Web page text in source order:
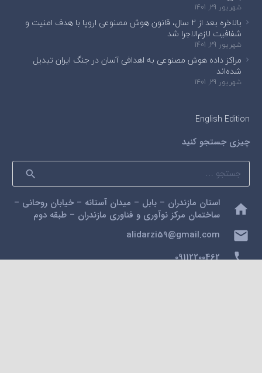
شهریور 29, 1401
بالاخره بعد از ۲ سال، قانون هوش مصنوعی اروپا با هدف امنیت و
شفافیت لازم‌الاجرا شد
شهریور 29, 1401
مراکز داده هوش مصنوعی به اهدافی آسان در جنگ ایران تبدیل
شده‌اند
شهریور 29, 1401
English Edition
چیزی جستجو کنید
جستجو
برای:
home
استان مازندران – بابل – میدان آستانه – خیابان روحانی –
ساختمان مرکز نوآوری و فناوری مازندران – طبقه دوم
mail
alidarzi59@gmail.com
phone
09112200462